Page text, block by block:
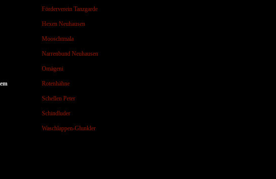
Förderverein Tanzgarde
Hexen Neuhausen
Mooschtmala
Narrenbund Neuhausen
Omägeni
Rotenhähne
Schellen Peter
Schindluder
Waschlappen-Glunkler